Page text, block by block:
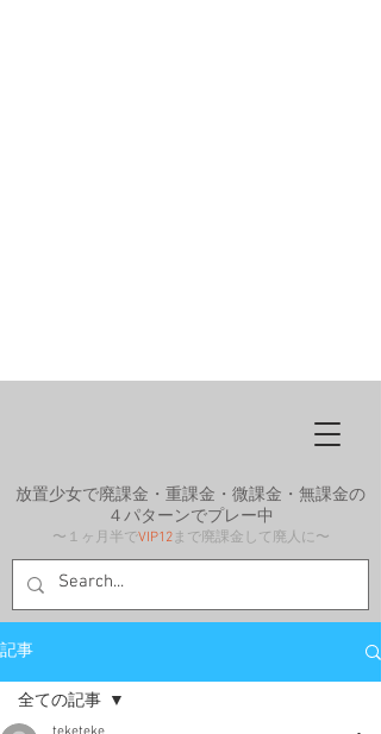
放置少女で廃課金・重課金・微課金・無課金の
４パターンでプレー中
〜１ヶ月半でVIP12まで廃課金して廃人に〜
記事
全ての記事